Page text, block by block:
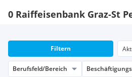
0 Raiffeisenbank Graz-St
Filtern
Berufsfeld/Bereich